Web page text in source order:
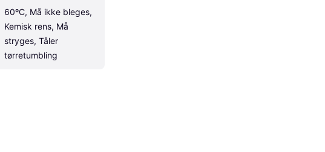
60ºC, Må ikke bleges,
Kemisk rens, Må
stryges, Tåler
tørretumbling